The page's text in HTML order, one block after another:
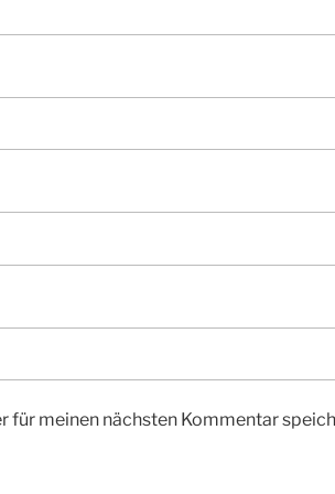
für meinen nächsten Kommentar